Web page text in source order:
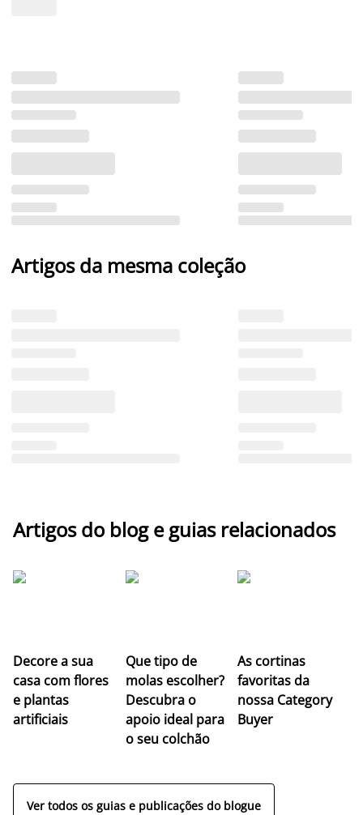
Artigos da mesma coleção
Artigos do blog e guias relacionados
Decore a sua
casa com flores
e plantas
artificiais
Que tipo de
molas escolher?
Descubra o
apoio ideal para
o seu colchão
As cortinas
favoritas da
nossa Category
Buyer
Ver todos os guias e publicações do blogue